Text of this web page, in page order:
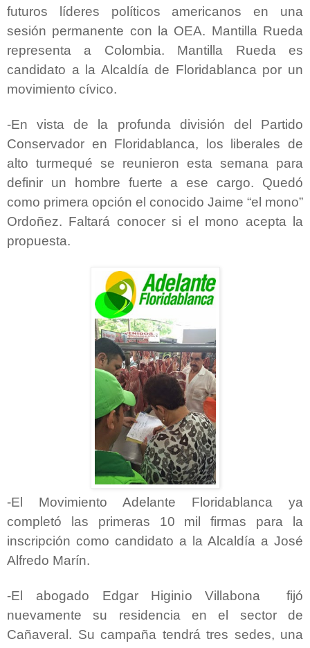
futuros líderes políticos americanos en una
sesión permanente con la OEA. Mantilla Rueda
representa a Colombia. Mantilla Rueda es
candidato a la Alcaldía de Floridablanca por un
movimiento cívico.
-En vista de la profunda división del Partido
Conservador en Floridablanca, los liberales de
alto turmequé se reunieron esta semana para
definir un hombre fuerte a ese cargo. Quedó
como primera opción el conocido Jaime “el mono”
Ordoñez. Faltará conocer si el mono acepta la
propuesta.
-El Movimiento Adelante Floridablanca ya
completó las primeras 10 mil firmas para la
inscripción como candidato a la Alcaldía a José
Alfredo Marín.
-El abogado Edgar Higinio Villabona fijó
nuevamente su residencia en el sector de
Cañaveral. Su campaña tendrá tres sedes, una